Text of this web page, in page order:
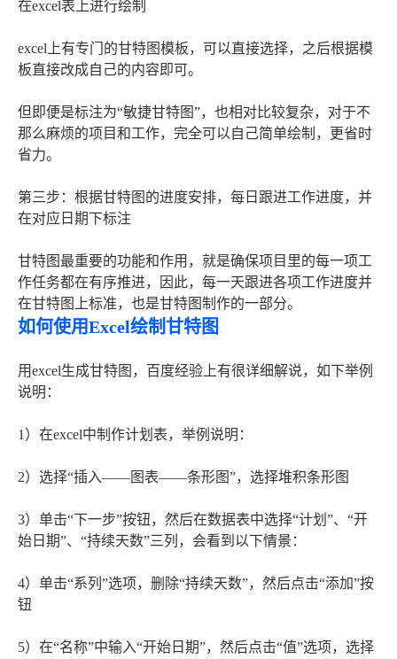
在excel表上进行绘制
excel上有专门的甘特图模板，可以直接选择，之后根据模
板直接改成自己的内容即可。
但即便是标注为“敏捷甘特图”，也相对比较复杂，对于不
那么麻烦的项目和工作，完全可以自己简单绘制，更省时
省力。
第三步：根据甘特图的进度安排，每日跟进工作进度，并
在对应日期下标注
甘特图最重要的功能和作用，就是确保项目里的每一项工
作任务都在有序推进，因此，每一天跟进各项工作进度并
在甘特图上标准，也是甘特图制作的一部分。
如何使用Excel绘制甘特图
用excel生成甘特图，百度经验上有很详细解说，如下举例
说明：
1）在excel中制作计划表，举例说明：
2）选择“插入——图表——条形图”，选择堆积条形图
3）单击“下一步”按钮，然后在数据表中选择“计划”、“开
始日期”、“持续天数”三列，会看到以下情景：
4）单击“系列”选项，删除“持续天数”，然后点击“添加”按
钮
5）在“名称”中输入“开始日期”，然后点击“值”选项，选择